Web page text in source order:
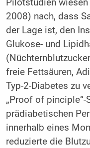
Pilotstudien
2008) nach, dass
der Lage ist, den
Glukose- und
freie Fettsäuren,
Typ-2-Diabetes zu
„Proof of
prädiabetischen
innerhalb eines
reduzierte die